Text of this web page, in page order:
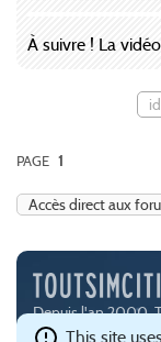
À suivre ! La
PAGE 1
Depuis l'an 2000,
passionnée par
This site